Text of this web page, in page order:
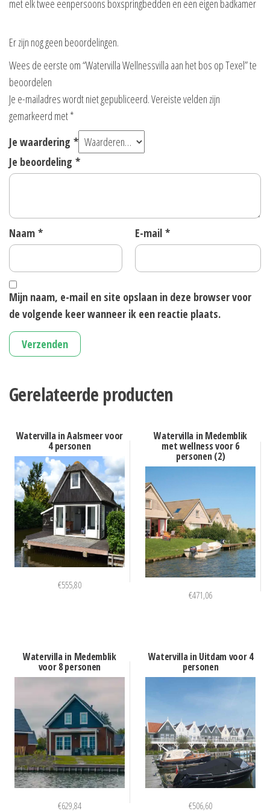
met elk twee eenpersoons boxspringbedden en een eigen badkamer
Er zijn nog geen beoordelingen.
Wees de eerste om “Watervilla Wellnessvilla aan het bos op Texel” te
beoordelen
Je e-mailadres wordt niet gepubliceerd.Vereiste velden zijn
gemarkeerd met*
Je waardering *
Je beoordeling *
Naam * E-mail *
Mijn naam, e-mail en site opslaan in deze browser voor
de volgende keer wanneer ik een reactie plaats.
Gerelateerde producten
Watervilla in Aalsmeer voor
4 personen
€555,80
Watervilla in Medemblik
met wellness voor 6
personen (2)
€471,06
Watervilla in Medemblik
voor 8 personen
€629,84
Watervilla in Uitdam voor 4
personen
€506,60